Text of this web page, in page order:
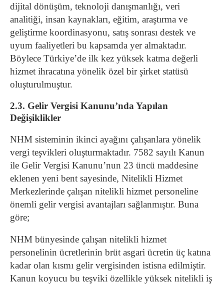
dijital dönüşüm, teknoloji danışmanlığı, veri
analitiği, insan kaynakları, eğitim, araştırma ve
geliştirme koordinasyonu, satış sonrası destek ve
uyum faaliyetleri bu kapsamda yer almaktadır.
Böylece Türkiye’de ilk kez yüksek katma değerli
hizmet ihracatına yönelik özel bir şirket statüsü
oluşturulmuştur.
2.3. Gelir Vergisi Kanunu’nda Yapılan
Değişiklikler
NHM sisteminin ikinci ayağını çalışanlara yönelik
vergi teşvikleri oluşturmaktadır. 7582 sayılı Kanun
ile Gelir Vergisi Kanunu’nun 23 üncü maddesine
eklenen yeni bent sayesinde, Nitelikli Hizmet
Merkezlerinde çalışan nitelikli hizmet personeline
önemli gelir vergisi avantajları sağlanmıştır. Buna
göre;
NHM bünyesinde çalışan nitelikli hizmet
personelinin ücretlerinin brüt asgari ücretin üç katına
kadar olan kısmı gelir vergisinden istisna edilmiştir.
Kanun koyucu bu teşviki özellikle yüksek nitelikli iş